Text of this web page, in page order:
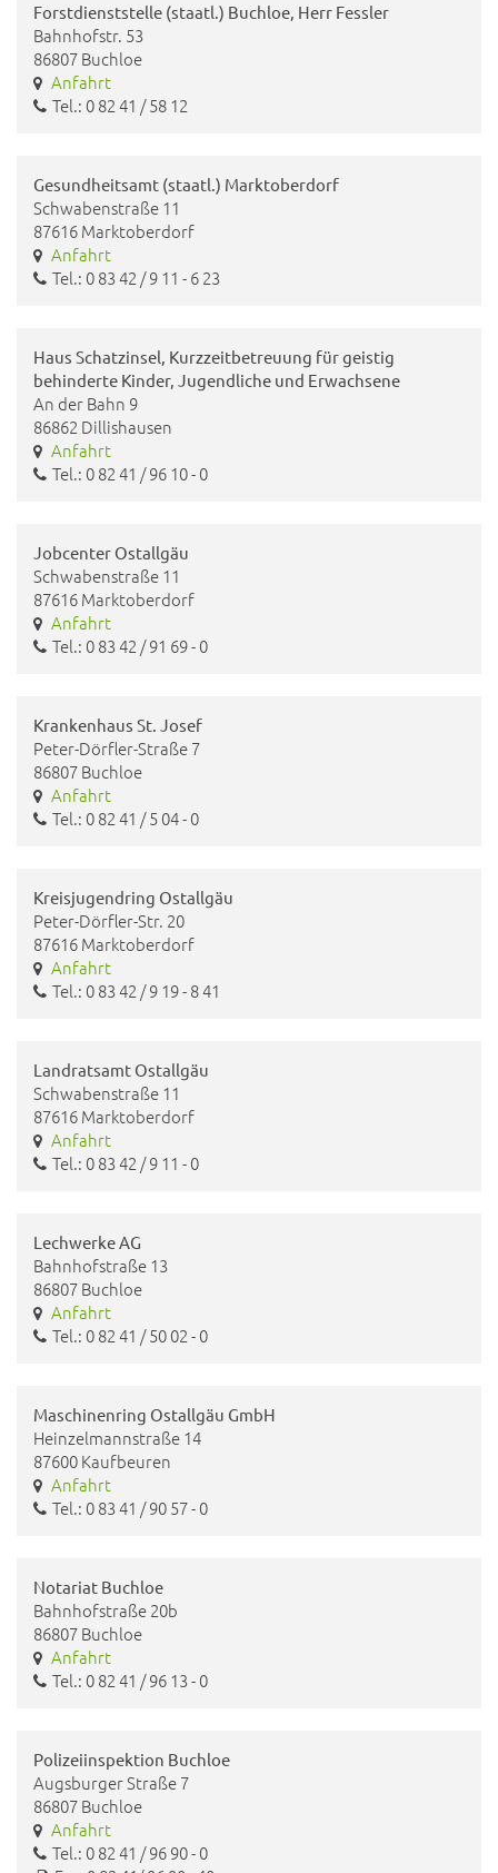
Forstdienststelle (staatl.) Buchloe, Herr Fessler
Bahnhofstr. 53
86807 Buchloe
Anfahrt
Tel.: 0 82 41 / 58 12
Gesundheitsamt (staatl.) Marktoberdorf
Schwabenstraße 11
87616 Marktoberdorf
Anfahrt
Tel.: 0 83 42 / 9 11 - 6 23
Haus Schatzinsel, Kurzzeitbetreuung für geistig
behinderte Kinder, Jugendliche und Erwachsene
An der Bahn 9
86862 Dillishausen
Anfahrt
Tel.: 0 82 41 / 96 10 - 0
Jobcenter Ostallgäu
Schwabenstraße 11
87616 Marktoberdorf
Anfahrt
Tel.: 0 83 42 / 91 69 - 0
Krankenhaus St. Josef
Peter-Dörfler-Straße 7
86807 Buchloe
Anfahrt
Tel.: 0 82 41 / 5 04 - 0
Kreisjugendring Ostallgäu
Peter-Dörfler-Str. 20
87616 Marktoberdorf
Anfahrt
Tel.: 0 83 42 / 9 19 - 8 41
Landratsamt Ostallgäu
Schwabenstraße 11
87616 Marktoberdorf
Anfahrt
Tel.: 0 83 42 / 9 11 - 0
Lechwerke AG
Bahnhofstraße 13
86807 Buchloe
Anfahrt
Tel.: 0 82 41 / 50 02 - 0
Maschinenring Ostallgäu GmbH
Heinzelmannstraße 14
87600 Kaufbeuren
Anfahrt
Tel.: 0 83 41 / 90 57 - 0
Notariat Buchloe
Bahnhofstraße 20b
86807 Buchloe
Anfahrt
Tel.: 0 82 41 / 96 13 - 0
Polizeiinspektion Buchloe
Augsburger Straße 7
86807 Buchloe
Anfahrt
Tel.: 0 82 41 / 96 90 - 0